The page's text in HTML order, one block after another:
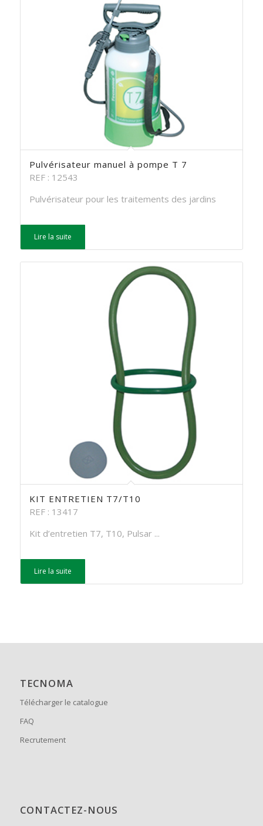
Pulvérisateur manuel à pompe T 7
REF : 12543
Pulvérisateur pour les traitements des jardins
Lire la suite
KIT ENTRETIEN T7/T10
REF : 13417
Kit d’entretien T7, T10, Pulsar ...
Lire la suite
TECNOMA
Télécharger le catalogue
FAQ
Recrutement
CONTACTEZ-NOUS